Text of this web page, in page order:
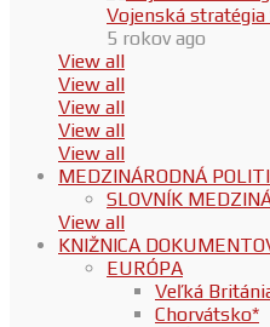
Vojenská
5 rokov ago
View all
View all
View all
View all
View all
MEDZINÁRODNÁ
SLOVNÍK
View all
KNIŽNICA
EURÓPA
Veľká
Chorvátsko*